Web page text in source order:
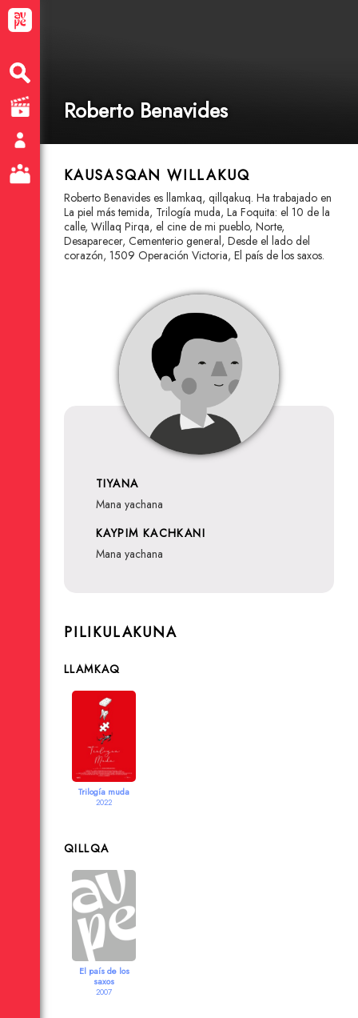
Roberto Benavides
KAUSASQAN WILLAKUQ
Roberto Benavides es llamkaq, qillqakuq. Ha trabajado en
La piel más temida, Trilogía muda, La Foquita: el 10 de la
calle, Willaq Pirqa, el cine de mi pueblo, Norte,
Desaparecer, Cementerio general, Desde el lado del
corazón, 1509 Operación Victoria, El país de los saxos.
TIYANA
mana yachana
KAYPIM KACHKANI
mana yachana
PILIKULAKUNA
LLAMKAQ
Trilogía muda
2022
QILLQA
El país de los
saxos
2007